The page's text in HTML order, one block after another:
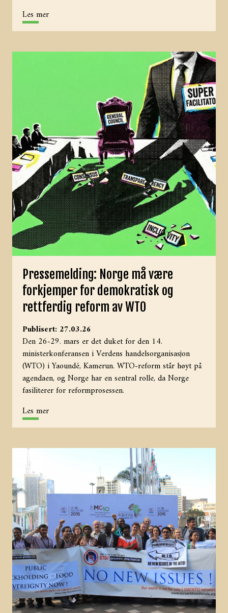
Les mer
Pressemelding: Norge må være
forkjemper for demokratisk og
rettferdig reform av WTO
Publisert: 27.03.26
Den 26-29. mars er det duket forden 14.
ministerkonferansen i Verdens handelsorganisasjon
(WTO) i Yaoundé, Kamerun. WTO-reform står høyt på
agendaen, og Norge har en sentral rolle, da Norge
fasiliterer for reformprosessen.
Les mer